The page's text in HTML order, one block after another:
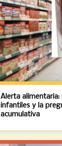
Alerta alimentaria:
infantiles y la
acumulativa